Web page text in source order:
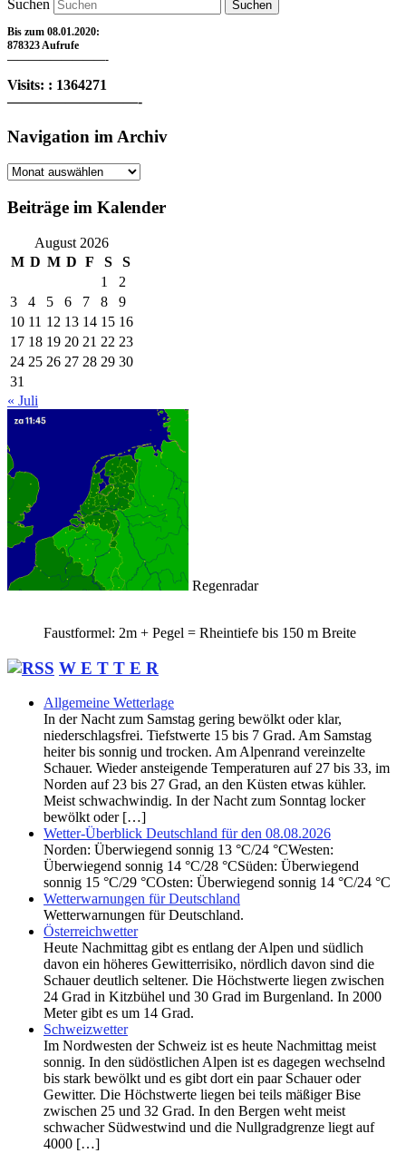
Suchen
Bis zum 08.01.2020:
878323 Aufrufe
—————————-
Visits: : 1364271
—————————-
Navigation im Archiv
Navigation
Archiv
Beiträge im Kalender
August 2026
M D M D F S
S
1
2
3
4 5 6 7 8
9
10 11 12 13 14 15 16
17 18 19 20 21 22 23
24 25 26 27 28 29 30
31
« Juli
Regenradar
Faustformel: 2m + Pegel = Rheintiefe bis 150 m Breite
W E T T E R
Allgemeine Wetterlage
In der Nacht zum Samstag gering bewölkt oder klar,
niederschlagsfrei. Tiefstwerte 15 bis 7 Grad. Am Samstag
heiter bis sonnig und trocken. Am Alpenrand vereinzelte
Schauer. Wieder ansteigende Temperaturen auf 27 bis 33, im
Norden auf 23 bis 27 Grad, an den Küsten etwas kühler.
Meist schwachwindig. In der Nacht zum Sonntag locker
bewölkt oder […]
Wetter-Überblick Deutschland für den 08.08.2026
Norden: Überwiegend sonnig 13 °C/24 °CWesten:
Überwiegend sonnig 14 °C/28 °CSüden: Überwiegend
sonnig 15 °C/29 °COsten: Überwiegend sonnig 14 °C/24 °C
Wetterwarnungen für Deutschland
Wetterwarnungen für Deutschland.
Österreichwetter
Heute Nachmittag gibt es entlang der Alpen und südlich
davon ein höheres Gewitterrisiko, nördlich davon sind die
Schauer deutlich seltener. Die Höchstwerte liegen zwischen
24 Grad in Kitzbühel und 30 Grad im Burgenland. In 2000
Meter gibt es um 14 Grad.
Schweizwetter
Im Nordwesten der Schweiz ist es heute Nachmittag meist
sonnig. In den südöstlichen Alpen ist es dagegen wechselnd
bis stark bewölkt und es gibt dort ein paar Schauer oder
Gewitter. Die Höchstwerte liegen bei teils mäßiger Bise
zwischen 25 und 32 Grad. In den Bergen weht meist
schwacher Südwestwind und die Nullgradgrenze liegt auf
4000 […]